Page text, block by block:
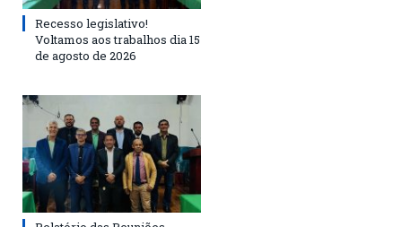
Recesso legislativo!
Voltamos aos trabalhos dia 15
de agosto de 2026